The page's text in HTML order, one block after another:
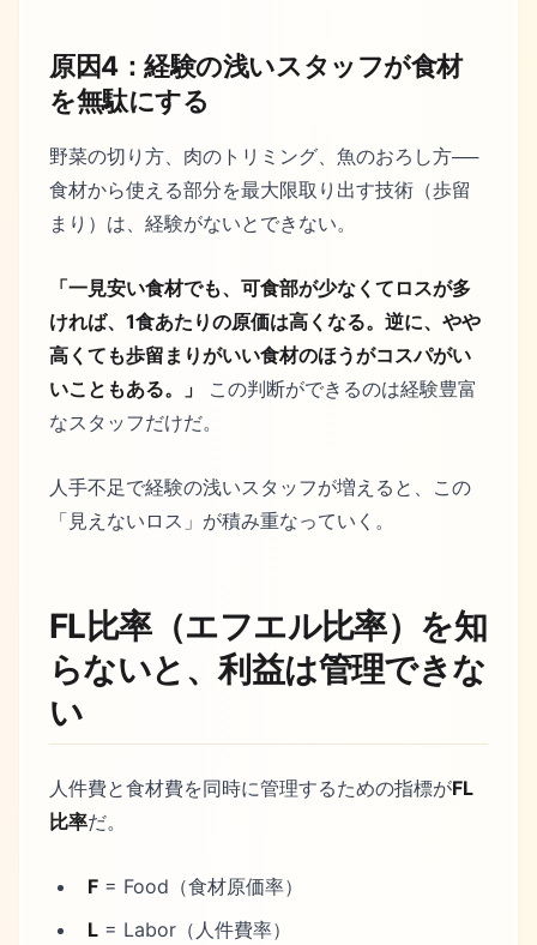
原因4：経験の浅いスタッフが食材
を無駄にする
野菜の切り方、肉のトリミング、魚のおろし方──
食材から使える部分を最大限取り出す技術（歩留
まり）は、経験がないとできない。
「一見安い食材でも、可食部が少なくてロスが多
ければ、1食あたりの原価は高くなる。逆に、やや
高くても歩留まりがいい食材のほうがコスパがい
いこともある。」
この判断ができるのは経験豊富
なスタッフだけだ。
人手不足で経験の浅いスタッフが増えると、この
「見えないロス」が積み重なっていく。
FL比率（エフエル比率）を知
らないと、利益は管理できな
い
人件費と食材費を同時に管理するための指標がFL
比率だ。
F = Food（食材原価率）
L = Labor（人件費率）